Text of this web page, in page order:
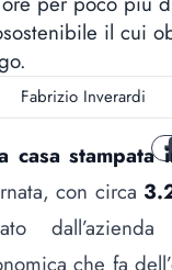
il cui
Fabrizio Inverardi
casa stampata
con circa
dall’azienda
che fa